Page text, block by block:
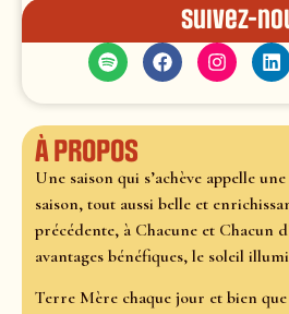
Suivez-
À propos
Une saison qui s’achève appelle
saison, tout aussi belle et
précédente, à Chacune et Chacun
avantages bénéfiques, le soleil
Terre Mère chaque jour et bien